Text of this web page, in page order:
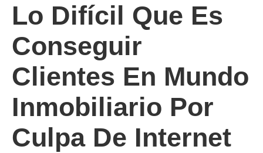
Lo Difícil Que Es
Conseguir
Clientes En Mundo
Inmobiliario Por
Culpa De Internet